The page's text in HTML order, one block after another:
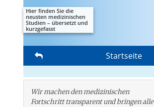
Hier finden Sie die
neusten medizinischen
Studien – übersetzt und
kurzgefasst
Startseite
Wir machen den medizinischen
Fortschritt transparent und bringen alle